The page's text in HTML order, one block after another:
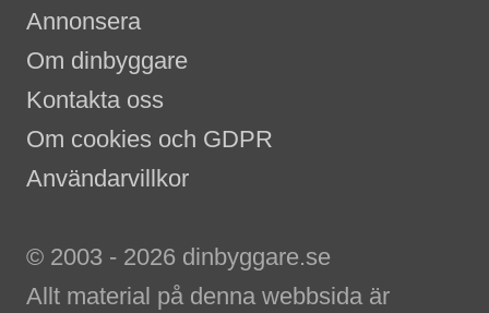
Annonsera
Om dinbyggare
Kontakta oss
Om cookies och GDPR
Användarvillkor
© 2003 - 2026 dinbyggare.se
Allt material på denna webbsida är